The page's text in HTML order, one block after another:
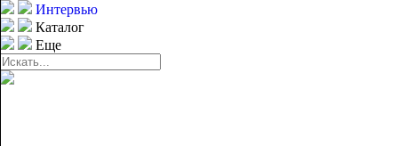
Интервью
Каталог
Еще